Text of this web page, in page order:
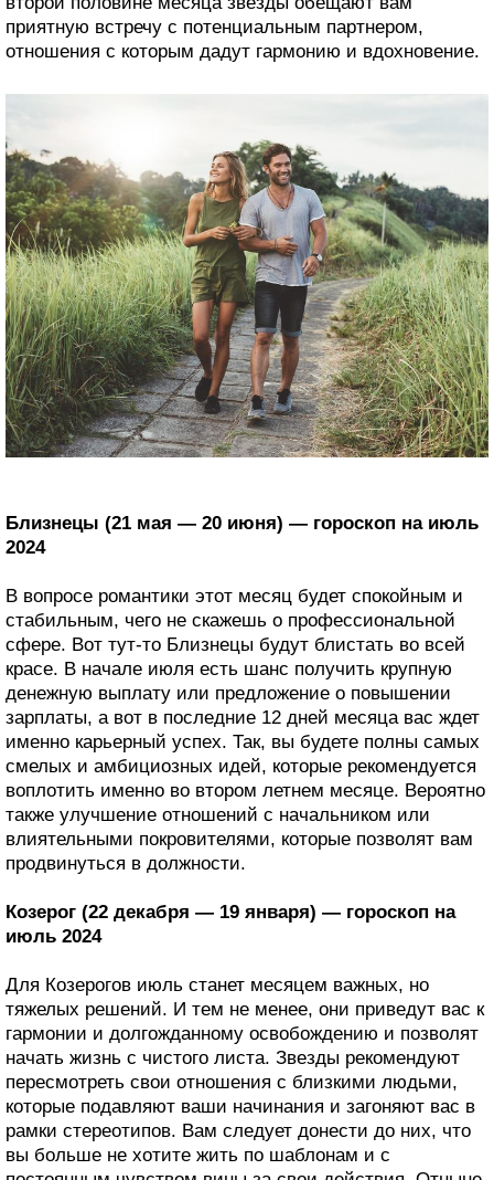
приятную встречу с потенциальным партнером,
отношения с которым дадут гармонию и вдохновение.
Близнецы (21 мая — 20 июня) — гороскоп на июль
2024
В вопросе романтики этот месяц будет спокойным и
стабильным, чего не скажешь о профессиональной
сфере. Вот тут-то Близнецы будут блистать во всей
красе. В начале июля есть шанс получить крупную
денежную выплату или предложение о повышении
зарплаты, а вот в последние 12 дней месяца вас ждет
именно карьерный успех. Так, вы будете полны самых
смелых и амбициозных идей, которые рекомендуется
воплотить именно во втором летнем месяце. Вероятно
также улучшение отношений с начальником или
влиятельными покровителями, которые позволят вам
продвинуться в должности.
Козерог (22 декабря — 19 января) — гороскоп на
июль 2024
Для Козерогов июль станет месяцем важных, но
тяжелых решений. И тем не менее, они приведут вас к
гармонии и долгожданному освобождению и позволят
начать жизнь с чистого листа. Звезды рекомендуют
пересмотреть свои отношения с близкими людьми,
которые подавляют ваши начинания и загоняют вас в
рамки стереотипов. Вам следует донести до них, что
вы больше не хотите жить по шаблонам и с